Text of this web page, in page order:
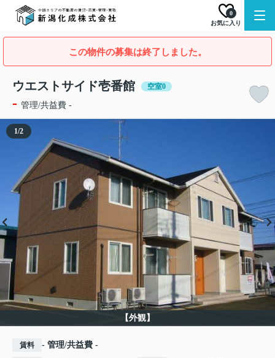
お気に入り
0
この物件の募集は終了しました。
ウエストサイド壱番館 空室0
- 管理/共益費 -
【外観】
1/2
賃料 - 管理/共益費 -